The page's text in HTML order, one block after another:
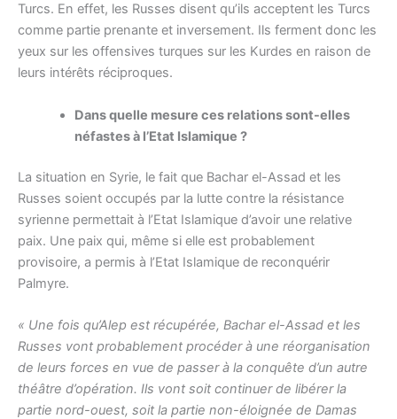
Turcs. En effet, les Russes disent qu’ils acceptent les Turcs
comme partie prenante et inversement. Ils ferment donc les
yeux sur les offensives turques sur les Kurdes en raison de
leurs intérêts réciproques.
Dans quelle mesure ces relations sont-elles
néfastes à l’Etat Islamique ?
La situation en Syrie, le fait que Bachar el-Assad et les
Russes soient occupés par la lutte contre la résistance
syrienne permettait à l’Etat Islamique d’avoir une relative
paix. Une paix qui, même si elle est probablement
provisoire, a permis à l’Etat Islamique de reconquérir
Palmyre.
« Une fois qu’Alep est récupérée, Bachar el-Assad et les
Russes vont probablement procéder à une réorganisation
de leurs forces en vue de passer à la conquête d’un autre
théâtre d’opération. Ils vont soit continuer de libérer la
partie nord-ouest, soit la partie non-éloignée de Damas